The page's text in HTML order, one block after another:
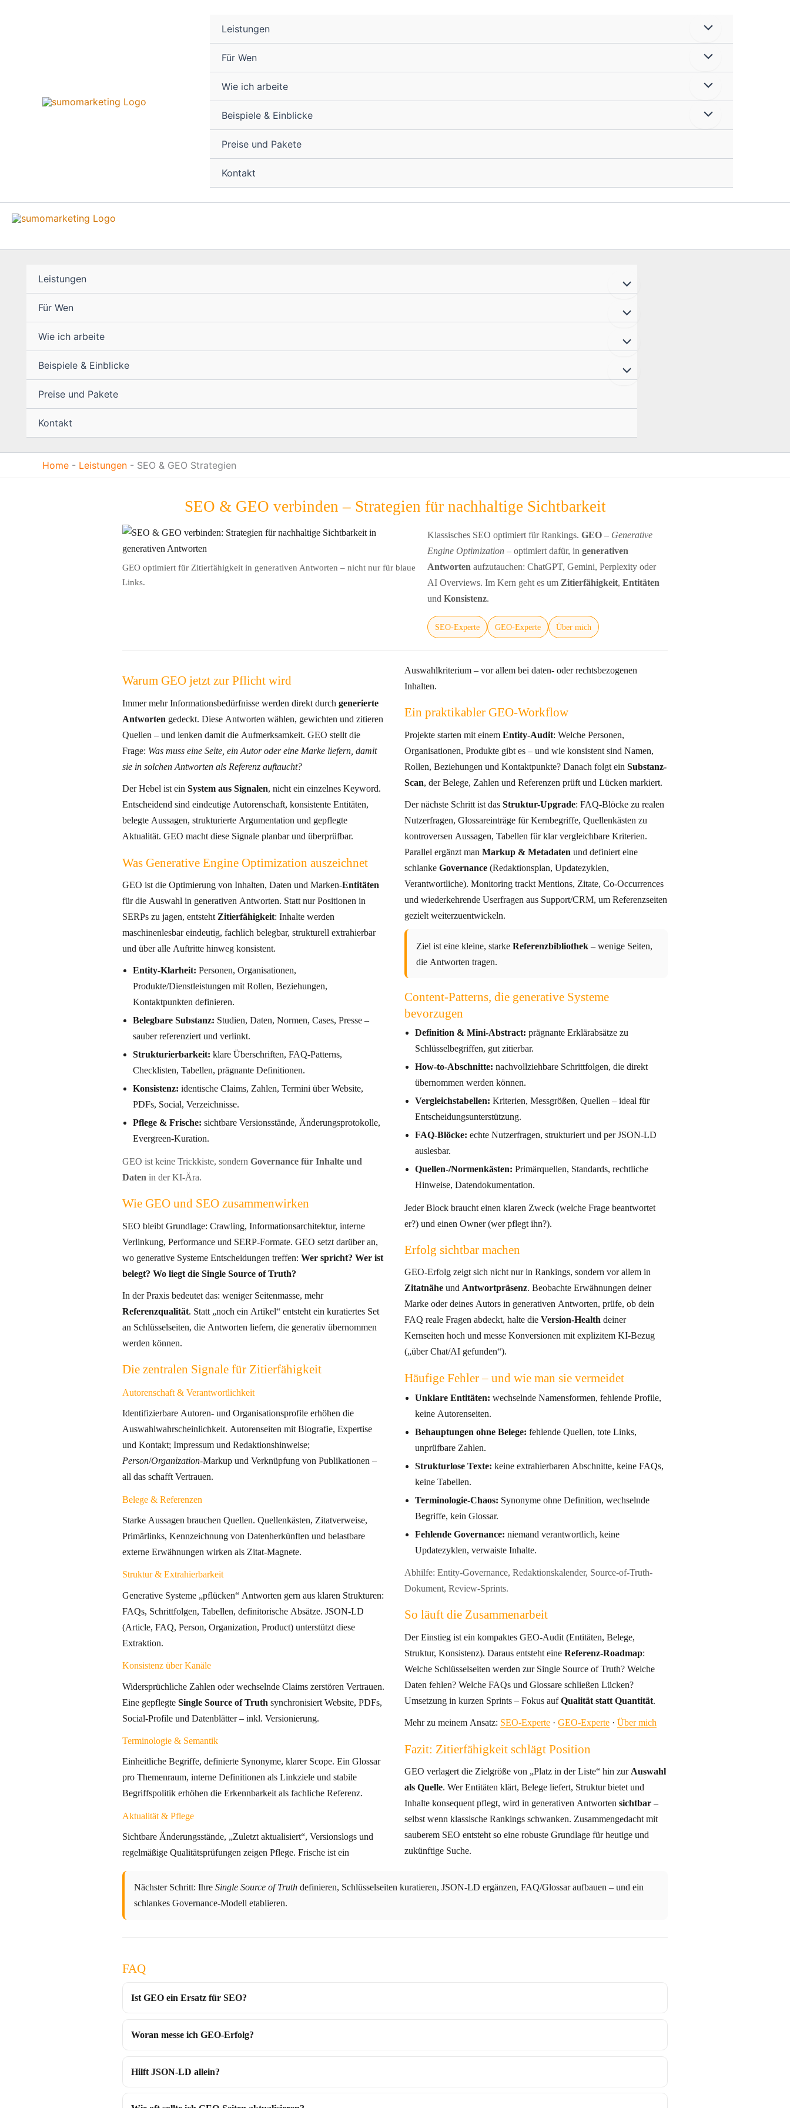
Leistungen
Für Wen
Wie ich arbeite
Beispiele & Einblicke
Preise und Pakete
Kontakt
Leistungen
Für Wen
Wie ich arbeite
Beispiele & Einblicke
Preise und Pakete
Kontakt
Home - Leistungen - SEO & GEO Strategien
SEO & GEO verbinden – Strategien für nachhaltige Sichtbarkeit
GEO optimiert für Zitierfähigkeit in generativen Antworten – nicht nur für blaue
Links.
Klassisches SEO optimiert für Rankings.GEO – Generative
Engine Optimization – optimiert dafür, ingenerativen
Antworten aufzutauchen: ChatGPT, Gemini, Perplexity oder
AI Overviews. Im Kern geht es um Zitierfähigkeit,Entitäten
undKonsistenz.
SEO-Experte GEO-Experte Über mich
Warum GEO jetzt zur Pflicht wird
Immer mehr Informationsbedürfnisse werden direkt durch generierte
Antworten gedeckt. Diese Antworten wählen, gewichten und zitieren
Quellen – und lenken damit die Aufmerksamkeit. GEO stellt die
Frage: Was muss eine Seite, ein Autor oder eine Marke liefern, damit
sie in solchen Antworten als Referenz auftaucht?
Der Hebel ist ein System aus Signalen, nicht ein einzelnes Keyword.
Entscheidend sind eindeutige Autorenschaft, konsistente Entitäten,
belegte Aussagen, strukturierte Argumentation und gepflegte
Aktualität. GEO macht diese Signale planbar und überprüfbar.
Was Generative Engine Optimization auszeichnet
GEO ist die Optimierung von Inhalten, Daten und Marken-Entitäten
für die Auswahl in generativen Antworten. Statt nur Positionen in
SERPs zu jagen, entsteht Zitierfähigkeit: Inhalte werden
maschinenlesbar eindeutig, fachlich belegbar, strukturell extrahierbar
und über alle Auftritte hinweg konsistent.
Entity-Klarheit: Personen, Organisationen,
Produkte/Dienstleistungen mit Rollen, Beziehungen,
Kontaktpunkten definieren.
Belegbare Substanz: Studien, Daten, Normen, Cases, Presse –
sauber referenziert und verlinkt.
Strukturierbarkeit: klare Überschriften, FAQ-Patterns,
Checklisten, Tabellen, prägnante Definitionen.
Konsistenz: identische Claims, Zahlen, Termini über Website,
PDFs, Social, Verzeichnisse.
Pflege & Frische: sichtbare Versionsstände, Änderungsprotokolle,
Evergreen-Kuration.
GEO ist keine Trickkiste, sondern Governance für Inhalte und
Daten in der KI-Ära.
Wie GEO und SEO zusammenwirken
SEO bleibt Grundlage: Crawling, Informationsarchitektur, interne
Verlinkung, Performance und SERP-Formate. GEO setzt darüber an,
wo generative Systeme Entscheidungen treffen: Wer spricht? Wer ist
belegt? Wo liegt die Single Source of Truth?
In der Praxis bedeutet das: weniger Seitenmasse, mehr
Referenzqualität. Statt „noch ein Artikel“ entsteht ein kuratiertes Set
an Schlüsselseiten, die Antworten liefern, die generativ übernommen
werden können.
Die zentralen Signale für Zitierfähigkeit
Autorenschaft & Verantwortlichkeit
Identifizierbare Autoren- und Organisationsprofile erhöhen die
Auswahlwahrscheinlichkeit. Autorenseiten mit Biografie, Expertise
und Kontakt; Impressum und Redaktionshinweise;
Person/Organization-Markup und Verknüpfung von Publikationen –
all das schafft Vertrauen.
Belege & Referenzen
Starke Aussagen brauchen Quellen. Quellenkästen, Zitatverweise,
Primärlinks, Kennzeichnung von Datenherkünften und belastbare
externe Erwähnungen wirken als Zitat-Magnete.
Struktur & Extrahierbarkeit
Generative Systeme „pflücken“ Antworten gern aus klaren Strukturen:
FAQs, Schrittfolgen, Tabellen, definitorische Absätze. JSON-LD
(Article, FAQ, Person, Organization, Product) unterstützt diese
Extraktion.
Konsistenz über Kanäle
Widersprüchliche Zahlen oder wechselnde Claims zerstören Vertrauen.
Eine gepflegte Single Source of Truth synchronisiert Website, PDFs,
Social-Profile und Datenblätter – inkl. Versionierung.
Terminologie & Semantik
Einheitliche Begriffe, definierte Synonyme, klarer Scope. Ein Glossar
pro Themenraum, interne Definitionen als Linkziele und stabile
Begriffspolitik erhöhen die Erkennbarkeit als fachliche Referenz.
Aktualität & Pflege
Sichtbare Änderungsstände, „Zuletzt aktualisiert“, Versionslogs und
regelmäßige Qualitätsprüfungen zeigen Pflege. Frische ist ein
Auswahlkriterium – vor allem bei daten- oder rechtsbezogenen
Inhalten.
Ein praktikabler GEO-Workflow
Projekte starten mit einem Entity-Audit: Welche Personen,
Organisationen, Produkte gibt es – und wie konsistent sind Namen,
Rollen, Beziehungen und Kontaktpunkte? Danach folgt ein Substanz-
Scan , der Belege, Zahlen und Referenzen prüft und Lücken markiert.
Der nächste Schritt ist das Struktur-Upgrade: FAQ-Blöcke zu realen
Nutzerfragen, Glossareinträge für Kernbegriffe, Quellenkästen zu
kontroversen Aussagen, Tabellen für klar vergleichbare Kriterien.
Parallel ergänzt man Markup & Metadaten und definiert eine
schlanke Governance
Verantwortliche). Monitoring trackt Mentions, Zitate, Co-Occurrences
und wiederkehrende Userfragen aus Support/CRM, um Referenzseiten
gezielt weiterzuentwickeln.
Ziel ist eine kleine, starke Referenzbibliothek – wenige Seiten,
die Antworten tragen.
Content-Patterns, die generative Systeme
bevorzugen
Definition & Mini-Abstract: prägnante Erklärabsätze zu
Schlüsselbegriffen, gut zitierbar.
How-to-Abschnitte: nachvollziehbare Schrittfolgen, die direkt
übernommen werden können.
Vergleichstabellen: Kriterien, Messgrößen, Quellen – ideal für
Entscheidungsunterstützung.
FAQ-Blöcke: echte Nutzerfragen, strukturiert und per JSON-LD
auslesbar.
Quellen-/Normenkästen: Primärquellen, Standards, rechtliche
Hinweise, Datendokumentation.
Jeder Block braucht einen klaren Zweck (welche Frage beantwortet
er?) und einen Owner (wer pflegt ihn?).
Erfolg sichtbar machen
GEO-Erfolg zeigt sich nicht nur in Rankings, sondern vor allem in
Zitatnähe und Antwortpräsenz. Beobachte Erwähnungen deiner
Marke oder deines Autors in generativen Antworten, prüfe, ob dein
FAQ reale Fragen abdeckt, halte die Version-Health deiner
Kernseiten hoch und messe Konversionen mit explizitem KI-Bezug
(„über Chat/AI gefunden“).
Häufige Fehler – und wie man sie vermeidet
Unklare Entitäten: wechselnde Namensformen, fehlende Profile,
keine Autorenseiten.
Behauptungen ohne Belege: fehlende Quellen, tote Links,
unprüfbare Zahlen.
Strukturlose Texte: keine extrahierbaren Abschnitte, keine FAQs,
keine Tabellen.
Terminologie-Chaos: Synonyme ohne Definition, wechselnde
Begriffe, kein Glossar.
Fehlende Governance: niemand verantwortlich, keine
Updatezyklen, verwaiste Inhalte.
Abhilfe: Entity-Governance, Redaktionskalender, Source-of-Truth-
Dokument, Review-Sprints.
So läuft die Zusammenarbeit
Der Einstieg ist ein kompaktes GEO-Audit (Entitäten, Belege,
Struktur, Konsistenz). Daraus entsteht eine Referenz-Roadmap:
Welche Schlüsselseiten werden zur Single Source of Truth? Welche
Daten fehlen? Welche FAQs und Glossare schließen Lücken?
Umsetzung in kurzen Sprints – Fokus aufQualität statt Quantität.
Mehr zu meinem Ansatz: SEO-Experte · GEO-Experte · Über mich
Fazit: Zitierfähigkeit schlägt Position
GEO verlagert die Zielgröße von „Platz in der Liste“ hin zur Auswahl
als Quelle. Wer Entitäten klärt, Belege liefert, Struktur bietet und
Inhalte konsequent pflegt, wird in generativen Antworten sichtbar –
selbst wenn klassische Rankings schwanken. Zusammengedacht mit
sauberem SEO entsteht so eine robuste Grundlage für heutige und
zukünftige Suche.
Nächster Schritt: Ihre Single Source of Truth definieren, Schlüsselseiten kuratieren, JSON-LD ergänzen, FAQ/Glossar aufbauen – und ein
schlankes Governance-Modell etablieren.
FAQ
Ist GEO ein Ersatz für SEO?
Woran messe ich GEO-Erfolg?
Hilft JSON-LD allein?